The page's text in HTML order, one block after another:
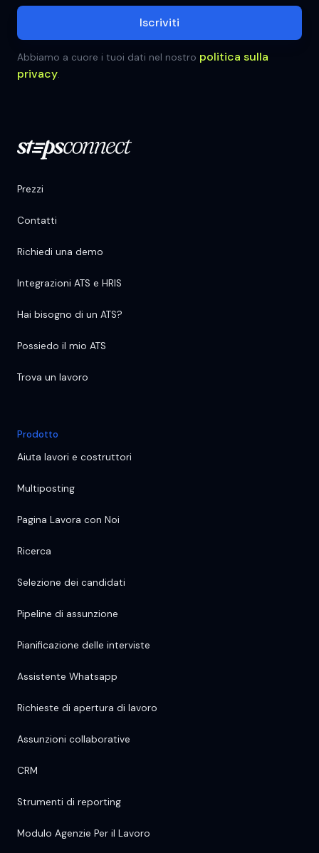
Abbiamo a cuore i tuoi dati nel nostro politica sulla
privacy.
Prezzi
Contatti
Richiedi una demo
Integrazioni ATS e HRIS
Hai bisogno di un ATS?
Possiedo il mio ATS
Trova un lavoro
Prodotto
Aiuta lavori e costruttori
Multiposting
Pagina Lavora con Noi
Ricerca
Selezione dei candidati
Pipeline di assunzione
Pianificazione delle interviste
Assistente Whatsapp
Richieste di apertura di lavoro
Assunzioni collaborative
CRM
Strumenti di reporting
Modulo Agenzie Per il Lavoro